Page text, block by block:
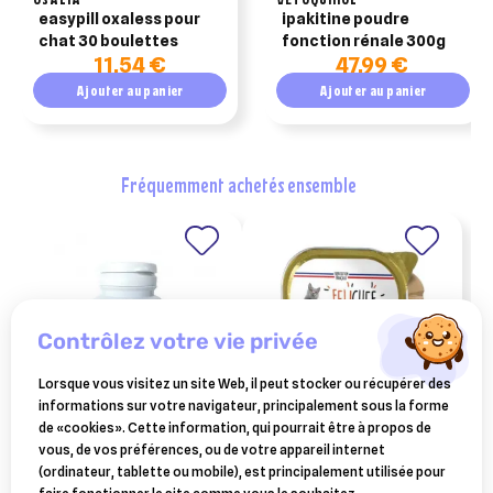
easypill oxaless pour
chat 30 boulettes
11,54 €
Ajouter au panier
ipakitine poudre
fonction rénale 300g
47,99 €
Ajouter au panier
fréquemment achetés ensemble
OSALIA
versikor 500 soutien
immunitaire et vitalité pour
FELICHEF BIO
felichef - terrine pour chat
saumon sans céréales 16
contrôlez votre vie privée
Lorsque vous visitez un site Web, il peut stocker ou récupérer des
informations sur votre navigateur, principalement sous la forme
de «cookies». Cette information, qui pourrait être à propos de
vous, de vos préférences, ou de votre appareil internet
(ordinateur, tablette ou mobile), est principalement utilisée pour